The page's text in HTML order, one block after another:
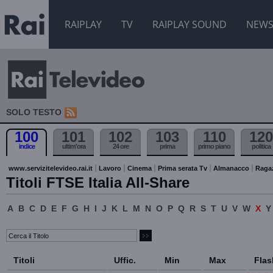
RAIPLAY TV RAIPLAY SOUND NEWS
SOLO TESTO
100
indice
101
ultim'ora
102
24 ore
103
prima
110
primo piano
120
politica
www.servizitelevideo.rai.it Lavoro Cinema Prima serata Tv Almanacco
Titoli FTSE Italia All-Share
A B C D E F G H I J K L M N O P Q R S T U V W X Y
Titoli Uffic. Min Max